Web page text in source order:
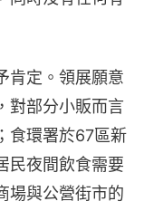
肯定。領展願意
對部分小販而言
食環署於67區新
民夜間飲食需要
場與公營街市的